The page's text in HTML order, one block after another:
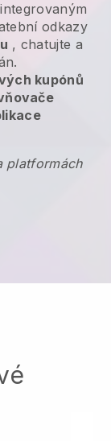
integrovaným
odkazy
, chatujte a
kupónů
platformách